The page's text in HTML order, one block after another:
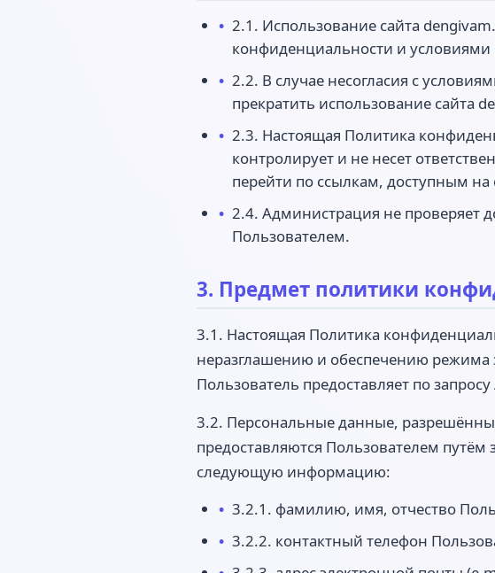
2.1. Использование сайта
конфиденциальности и
2.2. В случае несогласия с
прекратить использование сайта
2.3. Настоящая Политика
контролирует и не несет
перейти по ссылкам, доступным на
2.4. Администрация не проверяет
Пользователем.
3. Предмет политики
3.1. Настоящая Политика
неразглашению и обеспечению
Пользователь предоставляет по
3.2. Персональные данные,
предоставляются Пользователем
следующую информацию:
3.2.1. фамилию, имя, отчество
3.2.2. контактный телефон